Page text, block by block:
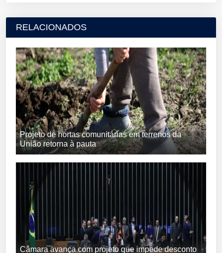
RELACIONADOS
Projeto de hortas comunitárias em terrenos da
União retorna à pauta
Câmara avança com projeto que impede desconto